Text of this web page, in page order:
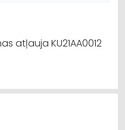
atļauja KU21AA0012